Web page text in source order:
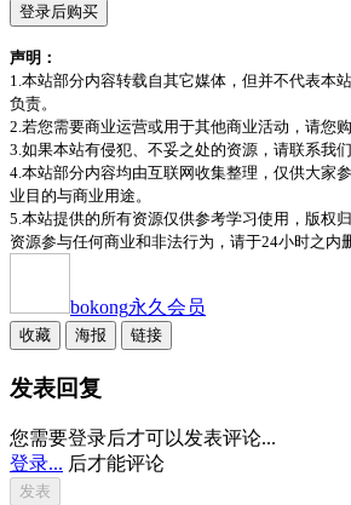
登录后购买
声明：
1.本站部分内容转载自其它媒体，但并不代表本
负责。
2.若您需要商业运营或用于其他商业活动，请您
3.如果本站有侵犯、不妥之处的资源，请联系我
4.本站部分内容均由互联网收集整理，仅供大家
业目的与商业用途。
5.本站提供的所有资源仅供参考学习使用，版权
资源参与任何商业和非法行为，请于24小时之内
bokong永久会员
收藏 海报 链接
发表回复
您需要登录后才可以发表评论...
登录... 后才能评论